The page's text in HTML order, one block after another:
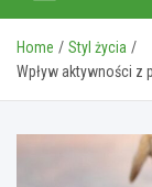
Home
Styl życia
Wpływ aktywności z